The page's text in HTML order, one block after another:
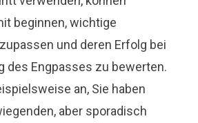
beginnen, wichtige
und deren Erfolg bei
des Engpasses zu bewerten.
an, Sie haben
aber sporadisch